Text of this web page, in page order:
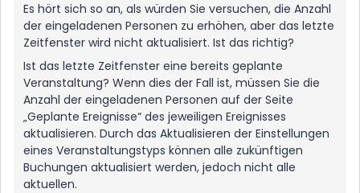
Es hört sich so an, als würden Sie versuchen, die Anzahl
der eingeladenen Personen zu erhöhen, aber das letzte
Zeitfenster wird nicht aktualisiert. Ist das richtig?
Ist das letzte Zeitfenster eine bereits geplante
Veranstaltung? Wenn dies der Fall ist, müssen Sie die
Anzahl der eingeladenen Personen auf der Seite
„Geplante Ereignisse“ des jeweiligen Ereignisses
aktualisieren. Durch das Aktualisieren der Einstellungen
eines Veranstaltungstyps können alle zukünftigen
Buchungen aktualisiert werden, jedoch nicht alle
aktuellen.